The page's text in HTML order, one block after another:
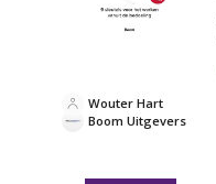
Boom Uitgevers
Wouter Hart